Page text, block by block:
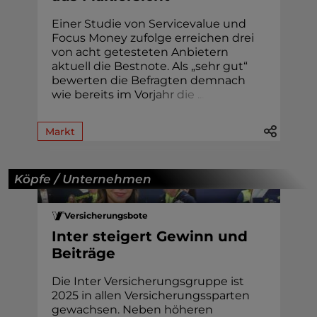
Einer Studie von Servicevalue und
Focus Money zufolge erreichen drei
von acht getesteten Anbietern
aktuell die Bestnote. Als „sehr gut“
bewerten die Befragten demnach
wie bereits im Vorjahr die
Markt
Köpfe / Unternehmen
Versicherungsbote
Inter steigert Gewinn und
Beiträge
Die Inter Versicherungsgruppe ist
2025 in allen Versicherungssparten
gewachsen. Neben höheren